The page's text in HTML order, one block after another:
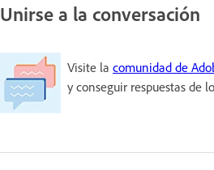
Unirse a la conversación
Visite la comunidad de
y conseguir respuestas de